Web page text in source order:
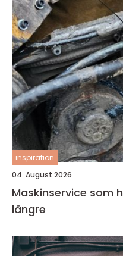
inspiration
04. August 2026
Maskinservice som
längre